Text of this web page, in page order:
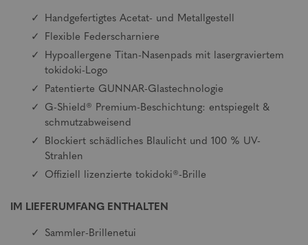
Handgefertigtes Acetat- und Metallgestell
Flexible Federscharniere
Hypoallergene Titan-Nasenpads mit lasergraviertem
tokidoki-Logo
Patentierte GUNNAR-Glastechnologie
G-Shield® Premium-Beschichtung: entspiegelt &
schmutzabweisend
Blockiert schädliches Blaulicht und 100 % UV-
Strahlen
Offiziell lizenzierte tokidoki®-Brille
IM LIEFERUMFANG ENTHALTEN
Sammler-Brillenetui